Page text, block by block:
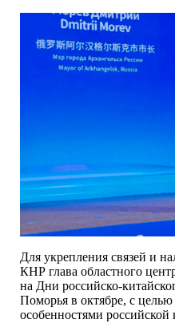
Для укрепления связей и
КНР глава областного
на Дни российско-
Поморья в октябре, с целью
особенностями российской